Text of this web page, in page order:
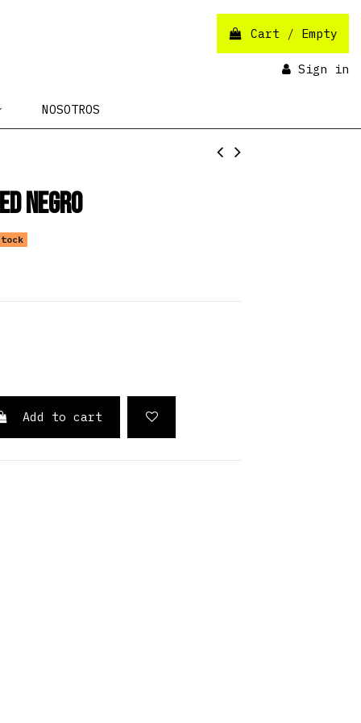
Cart / Empty
Sign in
NOSOTROS
Negro
Add to cart